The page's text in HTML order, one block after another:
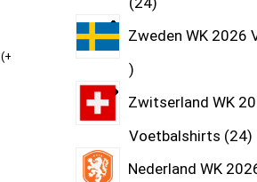
(+
Zweden WK 2026
Zwitserland WK
Voetbalshirts 24
Nederland WK